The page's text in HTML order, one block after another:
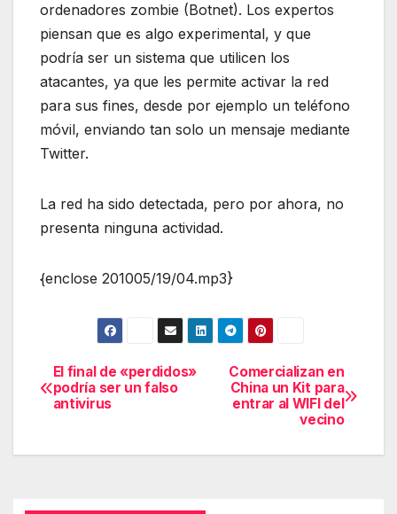
ordenadores zombie (Botnet). Los expertos
piensan que es algo experimental, y que
podría ser un sistema que utilicen los
atacantes, ya que les permite activar la red
para sus fines, desde por ejemplo un teléfono
móvil, enviando tan solo un mensaje mediante
Twitter.
La red ha sido detectada, pero por ahora, no
presenta ninguna actividad.
{enclose 201005/19/04.mp3}
Navegación
de
entradas
Comercializan en
China un Kit para
entrar al WIFI del
vecino
El final de «perdidos»
podría ser un falso
antivirus